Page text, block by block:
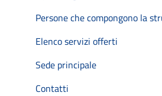
Persone che compongono la
Elenco servizi offerti
Sede principale
Contatti